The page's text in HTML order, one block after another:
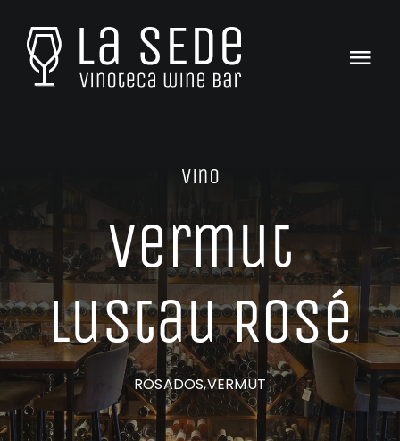
contenido
Tienda
Catas & Eventos
Club La SEDe
El Equipo
Contacto
Vino
Vermut
Lustau Rosé
ROSADOS,VERMUT